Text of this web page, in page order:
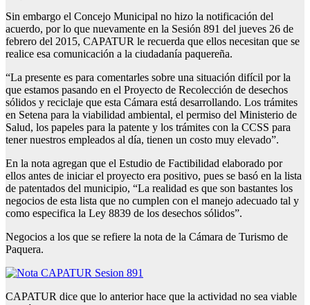
Sin embargo el Concejo Municipal no hizo la notificación del
acuerdo, por lo que nuevamente en la Sesión 891 del jueves 26 de
febrero del 2015, CAPATUR le recuerda que ellos necesitan que se
realice esa comunicación a la ciudadanía paquereña.
“La presente es para comentarles sobre una situación difícil por la
que estamos pasando en el Proyecto de Recolección de desechos
sólidos y reciclaje que esta Cámara está desarrollando. Los trámites
en Setena para la viabilidad ambiental, el permiso del Ministerio de
Salud, los papeles para la patente y los trámites con la CCSS para
tener nuestros empleados al día, tienen un costo muy elevado”.
En la nota agregan que el Estudio de Factibilidad elaborado por
ellos antes de iniciar el proyecto era positivo, pues se basó en la lista
de patentados del municipio, “La realidad es que son bastantes los
negocios de esta lista que no cumplen con el manejo adecuado tal y
como especifica la Ley 8839 de los desechos sólidos”.
Negocios a los que se refiere la nota de la Cámara de Turismo de
Paquera.
CAPATUR dice que lo anterior hace que la actividad no sea viable